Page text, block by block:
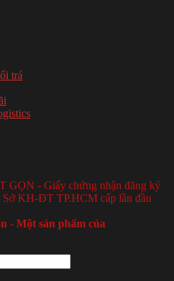
trả
- Giấy chứng nhận đăng ký
Sở KH-ĐT TP.HCM cấp lần đầu
- Một sản phẩm của